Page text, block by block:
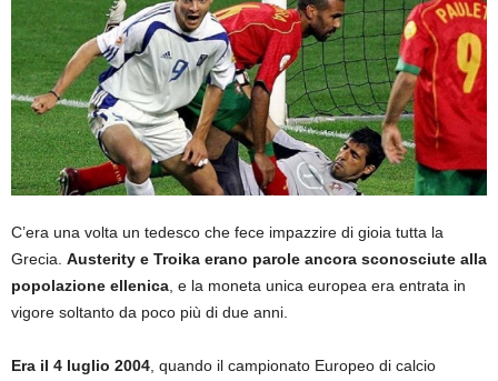
C’era una volta un tedesco che fece impazzire di gioia tutta la
Grecia. Austerity e Troika erano parole ancora sconosciute alla
popolazione ellenica , e la moneta unica europea era entrata in
vigore soltanto da poco più di due anni.
Era il 4 luglio 2004 , quando il campionato Europeo di calcio